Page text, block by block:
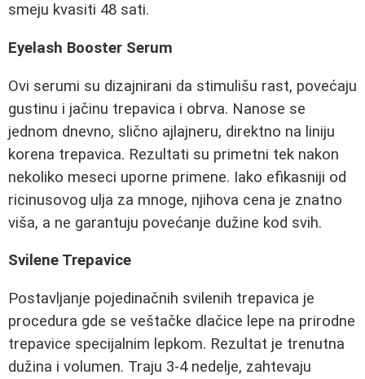
smeju kvasiti 48 sati.
Eyelash Booster Serum
Ovi serumi su dizajnirani da stimulišu rast, povećaju
gustinu i jačinu trepavica i obrva. Nanose se
jednom dnevno, slično ajlajneru, direktno na liniju
korena trepavica. Rezultati su primetni tek nakon
nekoliko meseci uporne primene. Iako efikasniji od
ricinusovog ulja za mnoge, njihova cena je znatno
viša, a ne garantuju povećanje dužine kod svih.
Svilene Trepavice
Postavljanje pojedinačnih svilenih trepavica je
procedura gde se veštačke dlačice lepe na prirodne
trepavice specijalnim lepkom. Rezultat je trenutna
dužina i volumen. Traju 3-4 nedelje, zahtevaju